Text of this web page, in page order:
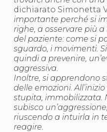
Corsi
Corsi di
Corsi
Corsi
Edutraining class
Corso
Corso
dichiarato Simonetta
importante perché si
righe, a osservare più
del paziente: come si
sguardo, i movimenti.
quindi a prevenire,
aggressiva.
Inoltre, si apprendono
delle emozioni.
stupita, immobilizzata.
subisco
riuscendo a intuirla in
reagire.